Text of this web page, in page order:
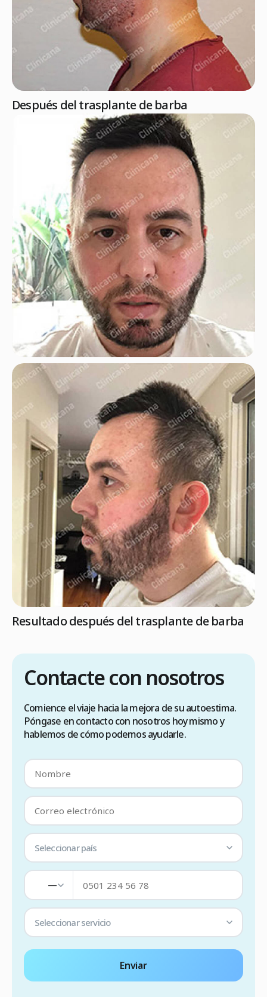
Después del trasplante de barba
Resultado después del trasplante de barba
Contacte con nosotros
Comience el viaje hacia la mejora de su autoestima.
Póngase en contacto con nosotros hoy mismo y
hablemos de cómo podemos ayudarle.
Seleccionar país
—
Seleccionar servicio
Enviar